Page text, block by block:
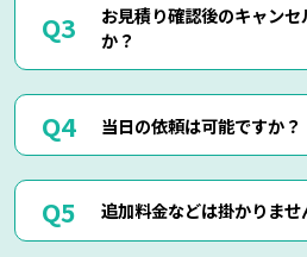
して頂けましたら簡易お見積りも
お客様に分かりやすくご説明させ
りますのでご安心してご相談くだ
現地にて現物を確認しないと正確
もございますので、お電話・メー
は、簡易お見積りを出させて頂き
正確なお見積りをご希望の場合は
頂ければ、無料にてご対応させて頂
お見積り確認後のキャン
か？
出張費などはもちろん掛かりませ
当社ではお見積り金額に納得され
断で作業は行いません。
ただし悪質なキャンセルに関しま
場合もございます。
当日の依頼は可能ですか？
東京・神奈川・千葉・埼玉の対応
分で現地に到着させて頂きます。
追加料金などは掛かりませ